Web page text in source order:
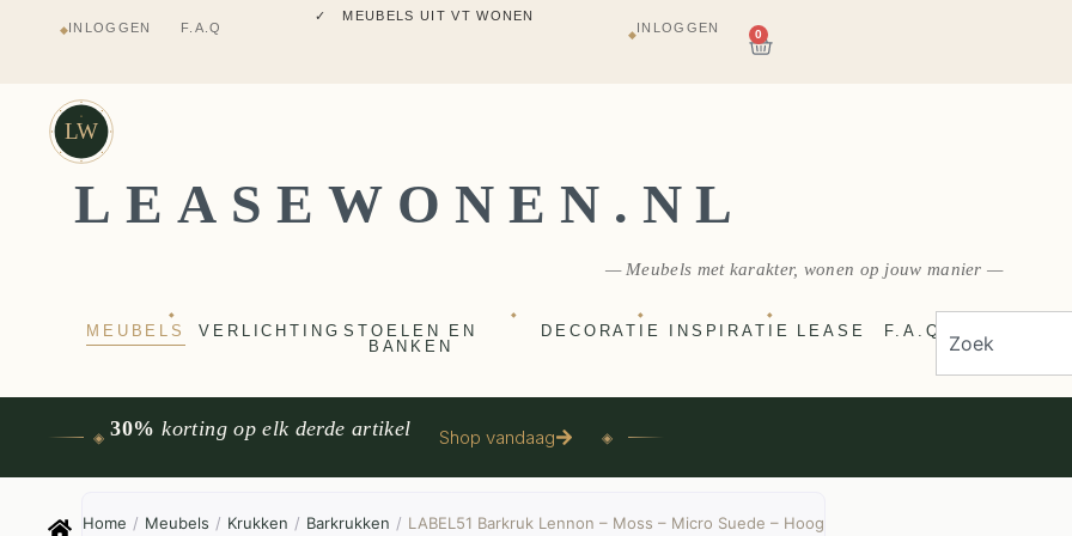
◆INLOGGEN F.A.Q
✓ MEUBELS UIT VT WONEN
◆INLOGGEN 0
LW
LEASEWONEN.NL
— Meubels met karakter, wonen op jouw manier —
MEUBELS
◆
VERLICHTING STOELEN EN
BANKEN
◆
DECORATIE
◆
INSPIRATIE
◆
LEASE F.A.Q
◈ 30% korting op elk derde artikel Shop vandaag ◈
Home / Meubels / Krukken / Barkrukken / LABEL51 Barkruk Lennon – Moss – Micro Suede – Hoog